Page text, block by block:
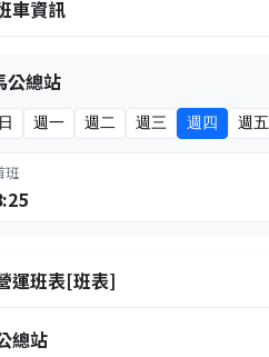
車資訊
公總站
週一 週二 週三 週四 週五
班
運班表[班表]
總站